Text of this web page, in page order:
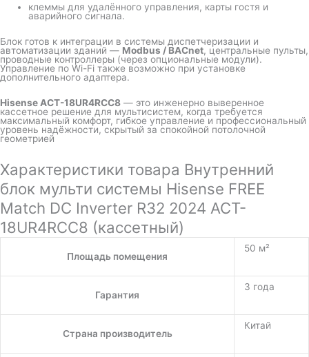
клеммы для удалённого управления, карты гостя и
аварийного сигнала.
Блок готов к интеграции в системы диспетчеризации и
автоматизации зданий — Modbus / BACnet, центральные пульты,
проводные контроллеры (через опциональные модули).
Управление по Wi-Fi также возможно при установке
дополнительного адаптера.
Hisense ACT-18UR4RCC8 — это инженерно выверенное
кассетное решение для мультисистем, когда требуется
максимальный комфорт, гибкое управление и профессиональный
уровень надёжности, скрытый за спокойной потолочной
геометрией
Характеристики товара Внутренний
блок мульти системы Hisense FREE
Match DC Inverter R32 2024 ACT-
18UR4RCC8 (кассетный)
Площадь помещения
50 м²
Гарантия
3 года
Страна производитель
Китай